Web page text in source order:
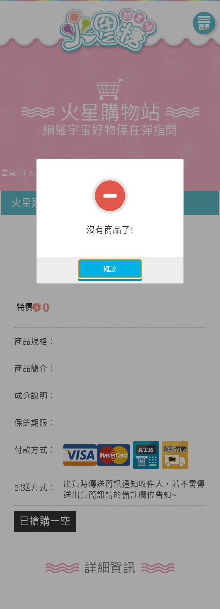
火星購物站
網羅宇宙好物僅在彈指間
首頁 火星購物站
火星購物站
特價 0
商品規格：
商品簡介：
成分說明：
保鮮期限：
付款方式：
配送方式：
出貨時傳送簡訊通知收件人，若不需傳
送出貨簡訊請於備註欄位告知~
已搶購一空
詳細資訊
沒有商品了!
確認